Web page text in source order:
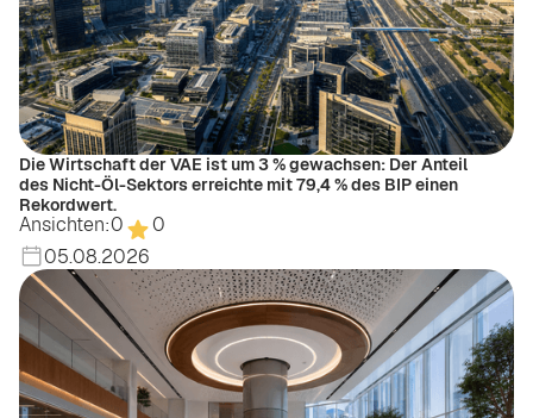
Die Wirtschaft der VAE ist um 3 % gewachsen: Der Anteil
des Nicht-Öl-Sektors erreichte mit 79,4 % des BIP einen
Rekordwert.
Ansichten:0
0
05.08.2026